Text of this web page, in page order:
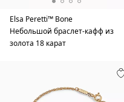
Elsa Peretti™ Bone
Небольшой браслет-кафф из
золота 18 карат